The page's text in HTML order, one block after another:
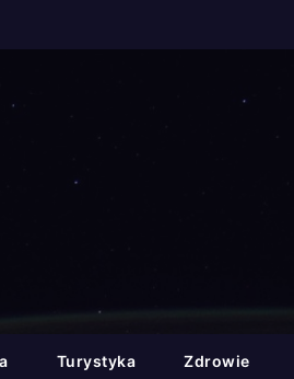
Turystyka Zdrowie